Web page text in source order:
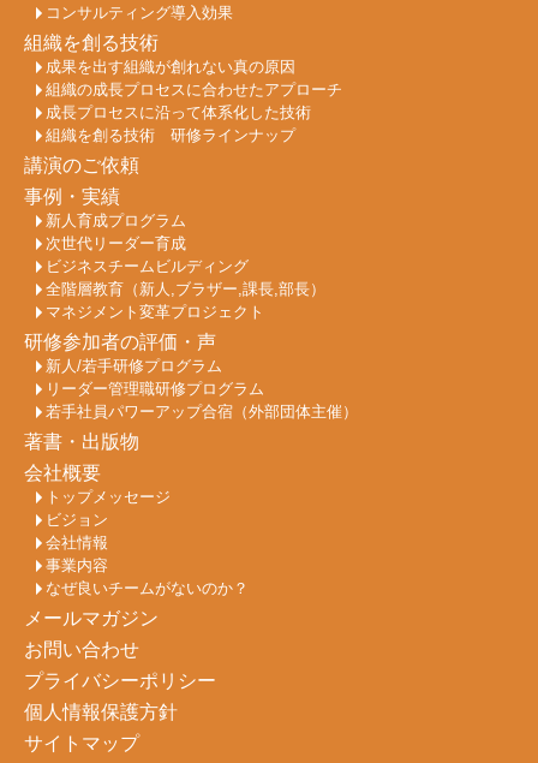
コンサルティング導入効果
組織を創る技術
成果を出す組織が創れない真の原因
組織の成長プロセスに合わせたアプローチ
成長プロセスに沿って体系化した技術
組織を創る技術 研修ラインナップ
講演のご依頼
事例・実績
新人育成プログラム
次世代リーダー育成
ビジネスチームビルディング
全階層教育（新人,ブラザー,課長,部長）
マネジメント変革プロジェクト
研修参加者の評価・声
新人/若手研修プログラム
リーダー管理職研修プログラム
若手社員パワーアップ合宿（外部団体主催）
著書・出版物
会社概要
トップメッセージ
ビジョン
会社情報
事業内容
なぜ良いチームがないのか？
メールマガジン
お問い合わせ
プライバシーポリシー
個人情報保護方針
サイトマップ